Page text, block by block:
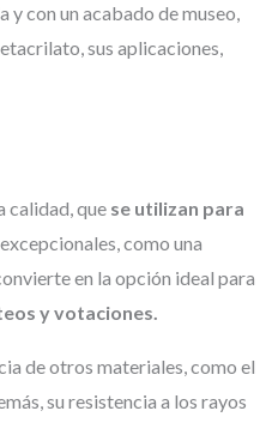
con un acabado de museo,
sus aplicaciones,
calidad, que se utilizan para
como una
en la opción ideal para
y votaciones.
de otros materiales, como el
su resistencia a los rayos